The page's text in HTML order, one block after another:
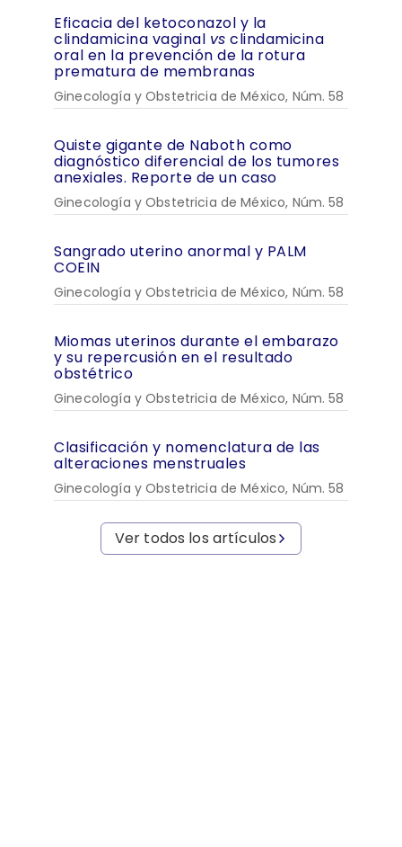
Eficacia del ketoconazol y la
clindamicina vaginal vs clindamicina
oral en la prevención de la rotura
prematura de membranas
Ginecología y Obstetricia de México, Núm. 58
Quiste gigante de Naboth como
diagnóstico diferencial de los tumores
anexiales. Reporte de un caso
Ginecología y Obstetricia de México, Núm. 58
Sangrado uterino anormal y PALM
COEIN
Ginecología y Obstetricia de México, Núm. 58
Miomas uterinos durante el embarazo
y su repercusión en el resultado
obstétrico
Ginecología y Obstetricia de México, Núm. 58
Clasificación y nomenclatura de las
alteraciones menstruales
Ginecología y Obstetricia de México, Núm. 58
Ver todos los artículos